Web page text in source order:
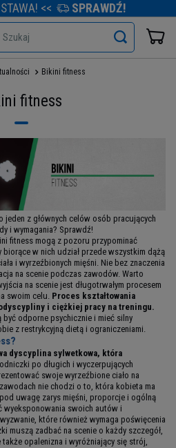
<< SPRAWDŹ!
Szukaj
Bikini fitness
fitness
jeden z głównych celów osób pracujących
i wymagania? Sprawdź!
fitness mogą z pozoru przypominać
w nich udział przede wszystkim dążą
i wyrzeźbionych mięśni. Nie bez znaczenia
na scenie podczas zawodów. Warto
na scenie jest długotrwałym procesem
swoim celu. Proces kształtowania
i ciężkiej pracy na treningu.
być odporne psychicznie i mieć silny
z restrykcyjną dietą i ograniczeniami.
dyscyplina sylwetkowa, która
po długich i wyczerpujących
swoje wyrzeźbione ciało na
nie chodzi o to, która kobieta ma
uwagę zarys mięśni, proporcje i ogólną
wyeksponowania swoich autów i
które również wymaga poświęcenia
muszą zadbać na scenie o każdy szczegół,
także opalenizna i wyróżniający się strój,